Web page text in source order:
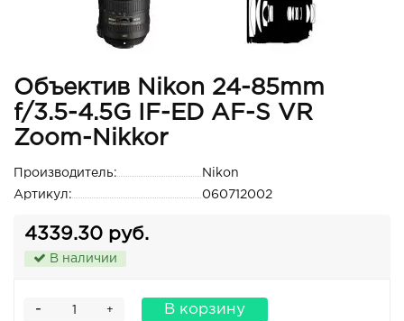
Объектив Nikon 24-85mm
f/3.5-4.5G IF-ED AF-S VR
Zoom-Nikkor
Производитель:
Nikon
Артикул:
060712002
4339.30 руб.
В наличии
+
- В корзину